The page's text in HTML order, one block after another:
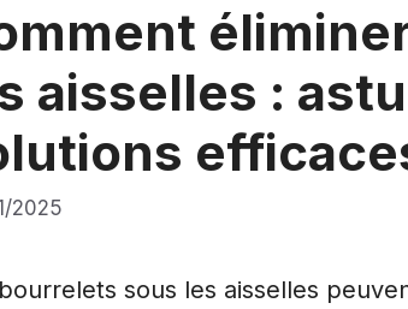
aisselles :
2025
sous les aisselles